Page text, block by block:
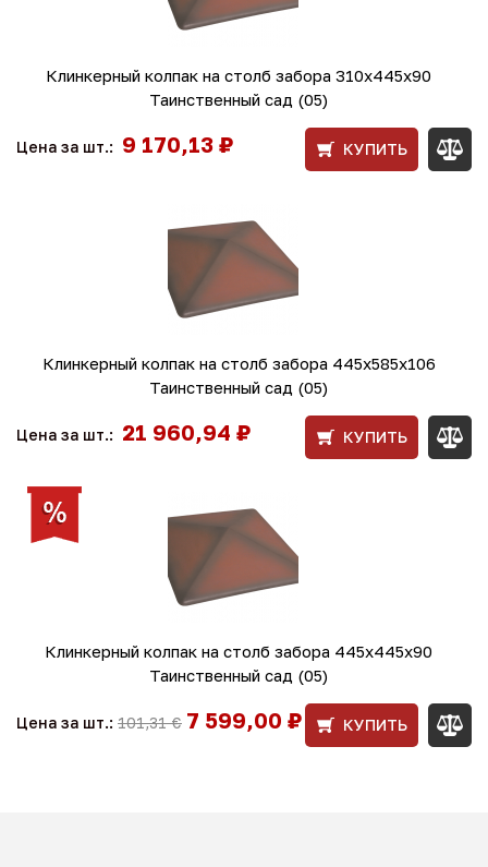
Клинкерный колпак на столб забора 310х445х90
Таинственный сад (05)
Цена за шт.: 9 170,13 ₽ КУПИТЬ
Клинкерный колпак на столб забора 445х585х106
Таинственный сад (05)
Цена за шт.: 21 960,94 ₽ КУПИТЬ
Клинкерный колпак на столб забора 445х445х90
Таинственный сад (05)
Цена за шт.: 101,31 € 7 599,00 ₽ КУПИТЬ